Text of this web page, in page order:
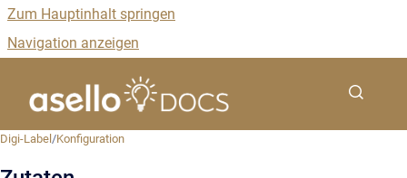
Zum Hauptinhalt springen
Navigation anzeigen
Digi-Label /Konfiguration